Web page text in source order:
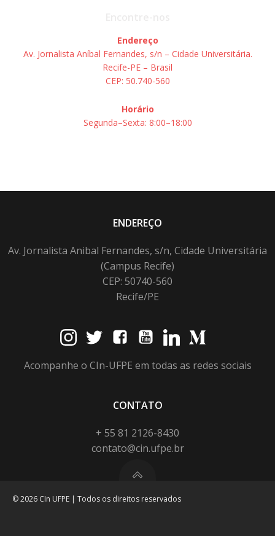
Endereço
Av. Jornalista Aníbal Fernandes, s/n – Cidade Universitária.
Recife-PE – Brasil
CEP: 50.740-560
Horário
Segunda–Sexta: 8:00–18:00
ENDEREÇO
Av. Jornalista Anibal Fernandes, s/n, Cidade Universitária
(Campus Recife)
CEP: 50740-560
Recife/PE
Acompanhe o CIn-UFPE em todas as redes sociais
CONTATO
+ 55 81 2126-8430
contato@cin.ufpe.br
© 2026 CIn UFPE | Todos os direitos reservados